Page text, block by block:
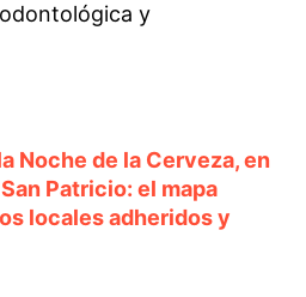
y
Noche de la Cerveza, en
Patricio: el mapa
locales adheridos y